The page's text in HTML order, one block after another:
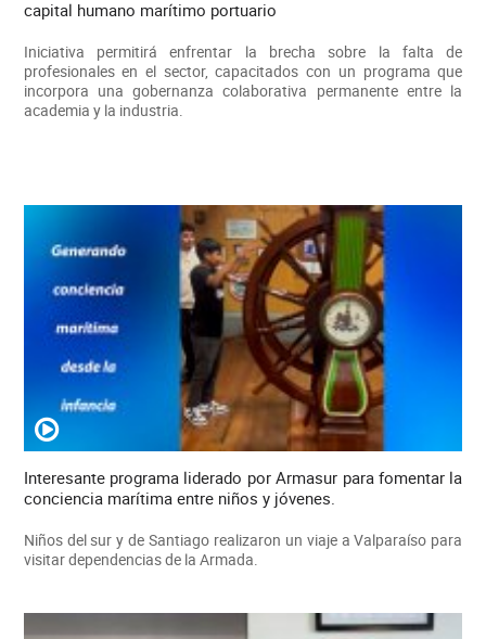
capital humano marítimo portuario
Iniciativa permitirá enfrentar la brecha sobre la falta de
profesionales en el sector, capacitados con un programa que
incorpora una gobernanza colaborativa permanente entre la
academia y la industria.
Interesante programa liderado por Armasur para fomentar la
conciencia marítima entre niños y jóvenes.
Niños del sur y de Santiago realizaron un viaje a Valparaíso para
visitar dependencias de la Armada.